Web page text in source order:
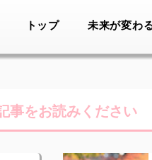
トップ 未来が変わ
事をお読みください